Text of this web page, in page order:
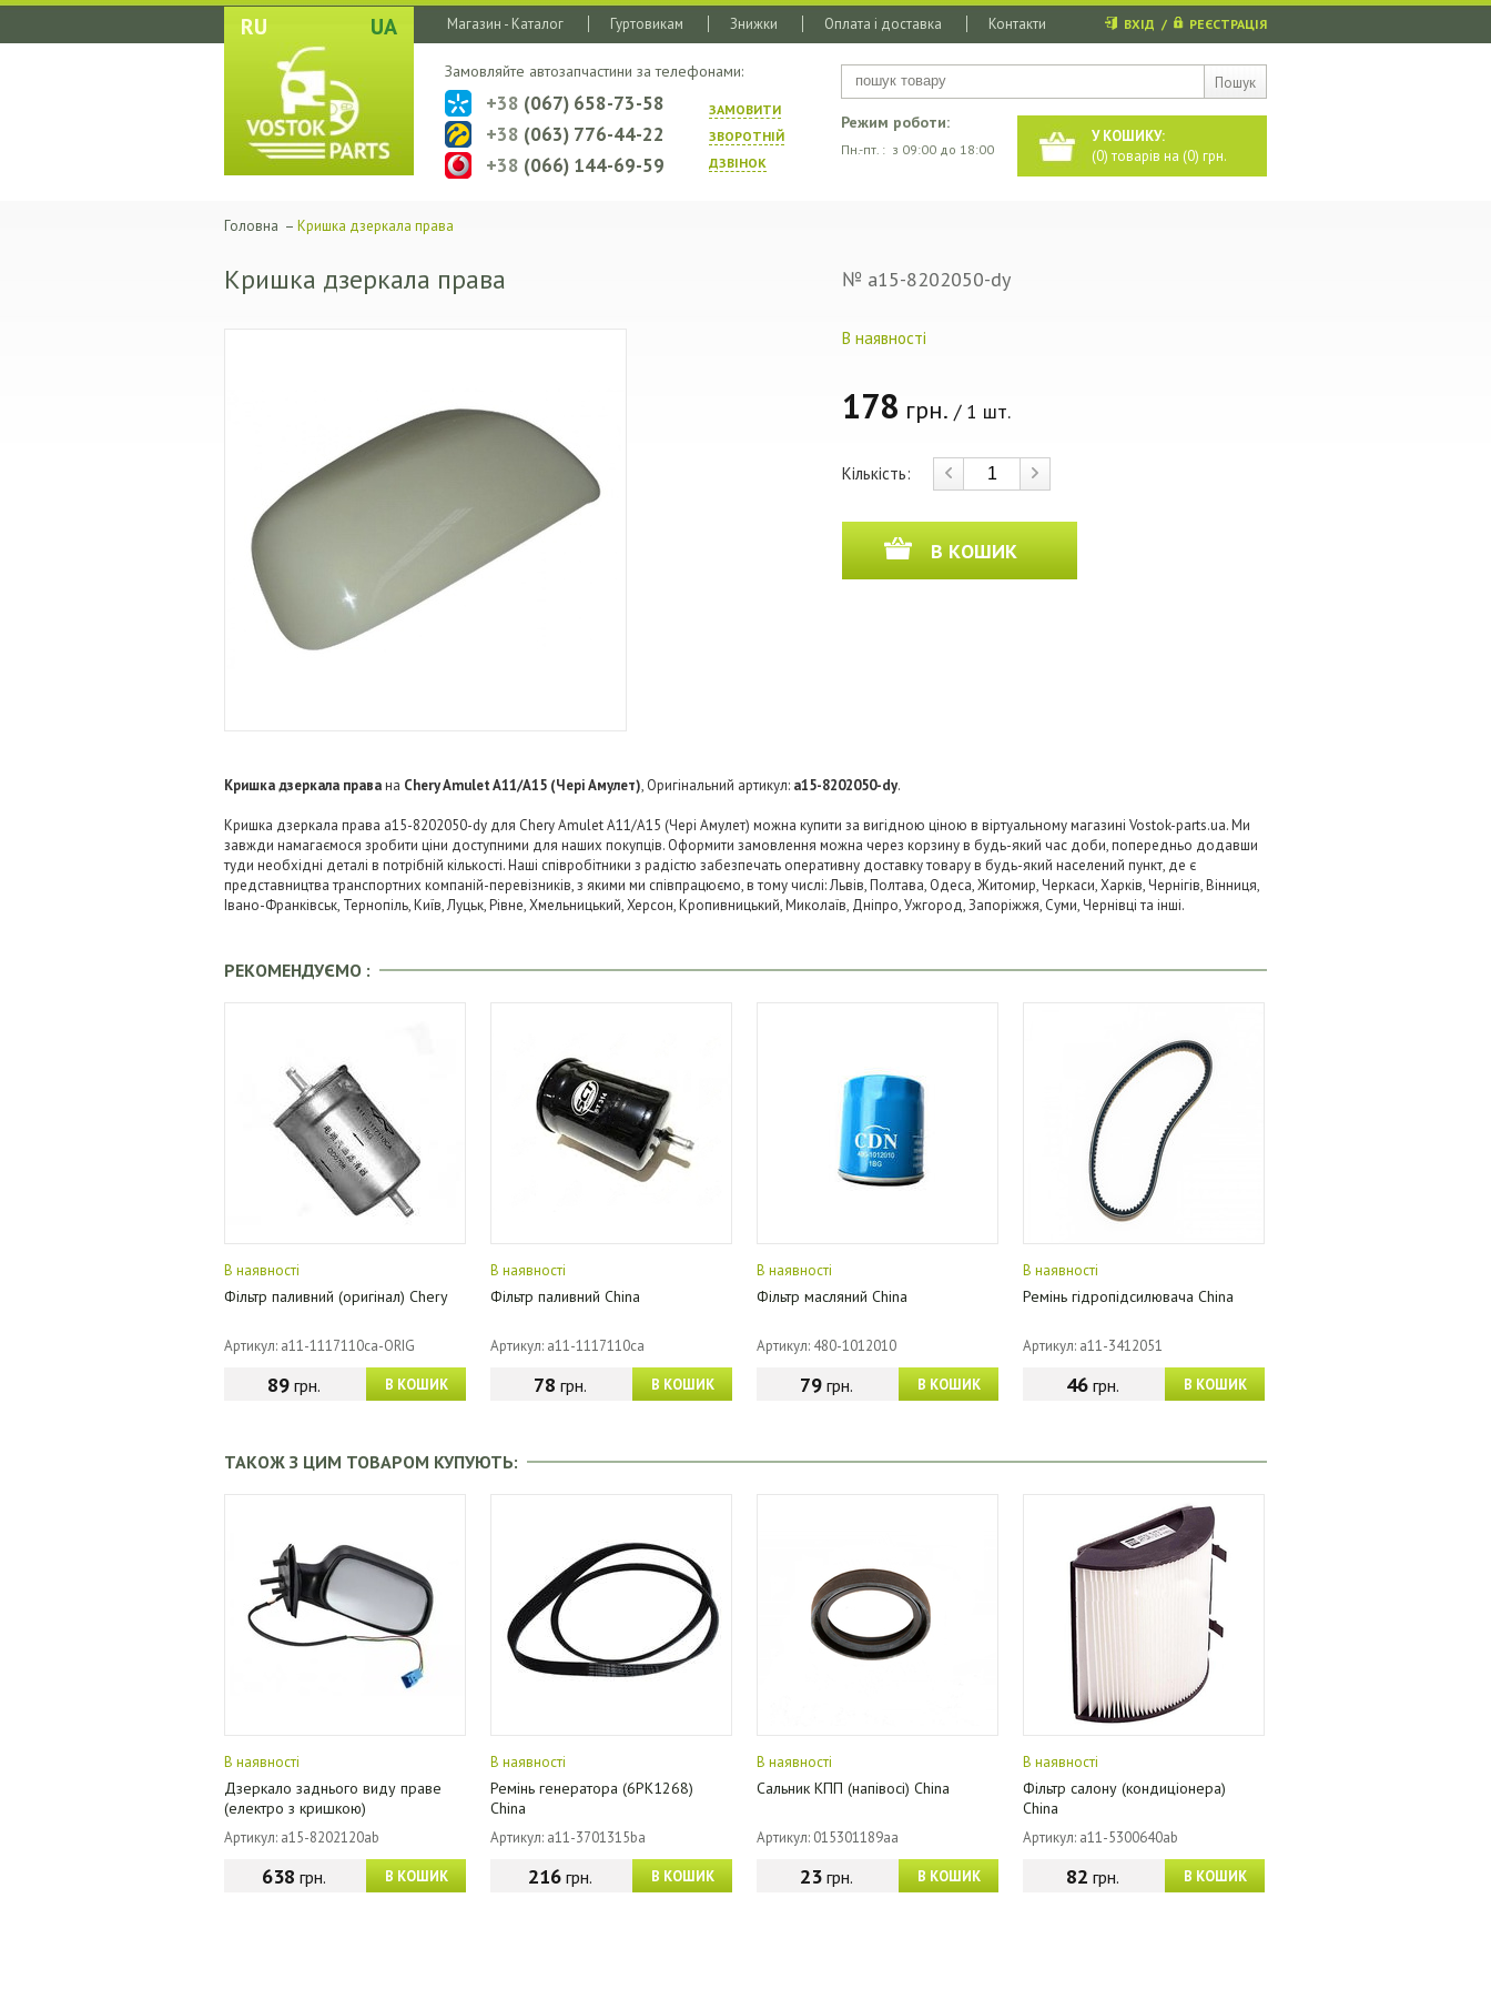
RU UA
Пошук
Магазин - Каталог Гуртовикам Знижки Оплата і доставка Контакти ВХІД / РЕЄСТРАЦІЯ
У КОШИКУ:
(0) товарів на (0) грн.
Режим роботи:
Пн.-пт. : з 09:00 до 18:00
Замовляйте автозапчастини за телефонами:
ЗАМОВИТИ
ЗВОРОТНIЙ
ДЗВIНОК
+38 (067) 658-73-58
+38 (063) 776-44-22
+38 (066) 144-69-59
Головна – Кришка дзеркала права
Кришка дзеркала права № a15-8202050-dy
В наявності
178 грн. / 1 шт.
Кількість:
В КОШИК
Кришка дзеркала правана Chery Amulet A11/A15 (Чері Амулет), Оригінальний артикул: a15-8202050-dy.
Кришка дзеркала права a15-8202050-dy для Chery Amulet A11/A15 (Чері Амулет) можна купити за вигідною ціною в віртуальному магазині Vostok-parts.ua. Ми
завжди намагаємося зробити ціни доступними для наших покупців. Оформити замовлення можна через корзину в будь-який час доби, попередньо додавши
туди необхідні деталі в потрібній кількості. Наші співробітники з радістю забезпечать оперативну доставку товару в будь-який населений пункт, де є
представництва транспортних компаній-перевізників, з якими ми співпрацюємо, в тому числі: Львів, Полтава, Одеса, Житомир, Черкаси, Харків, Чернігів, Вінниця,
Івано-Франківськ, Тернопіль, Київ, Луцьк, Рівне, Хмельницький, Херсон, Кропивницький, Миколаїв, Дніпро, Ужгород, Запоріжжя, Суми, Чернівці та інші.
РЕКОМЕНДУЄМО :
В наявності
Фільтр паливний (оригінал) Chery
Артикул: a11-1117110ca-ORIG
В КОШИК
89грн.
В наявності
Фільтр паливний China
Артикул: a11-1117110ca
В КОШИК
78 грн.
В наявності
Фільтр масляний China
Артикул: 480-1012010
В КОШИК
79грн.
В наявності
Ремінь гідропідсилювача China
Артикул: a11-3412051
В КОШИК
46грн.
ТАКОЖ З ЦИМ ТОВАРОМ КУПУЮТЬ:
В наявності
Дзеркало заднього виду праве
(електро з кришкою)
Артикул: a15-8202120ab
В КОШИК
638 грн.
В наявності
Ремінь генератора (6PK1268)
China
Артикул: a11-3701315ba
В КОШИК
216грн.
В наявності
Сальник КПП (напівосі) China
Артикул: 015301189aa
В КОШИК
23грн.
В наявності
Фільтр салону (кондиціонера)
China
Артикул: a11-5300640ab
В КОШИК
82 грн.